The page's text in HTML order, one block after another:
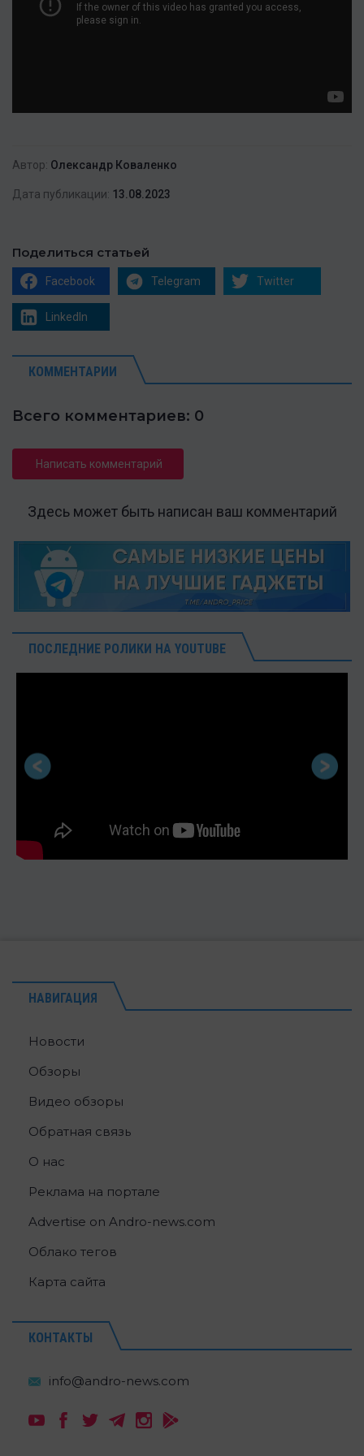
Автор: Олександр Коваленко
Дата публикации: 13.08.2023
Поделиться статьей
Facebook Telegram Twitter
LinkedIn
КОММЕНТАРИИ
Всего комментариев: 0
Написать комментарий
Здесь может быть написан ваш комментарий
ПОСЛЕДНИЕ РОЛИКИ НА YOUTUBE
НАВИГАЦИЯ
Новости
Обзоры
Видео обзоры
Обратная связь
О нас
Реклама на портале
Advertise on Andro-news.com
Облако тегов
Карта сайта
КОНТАКТЫ